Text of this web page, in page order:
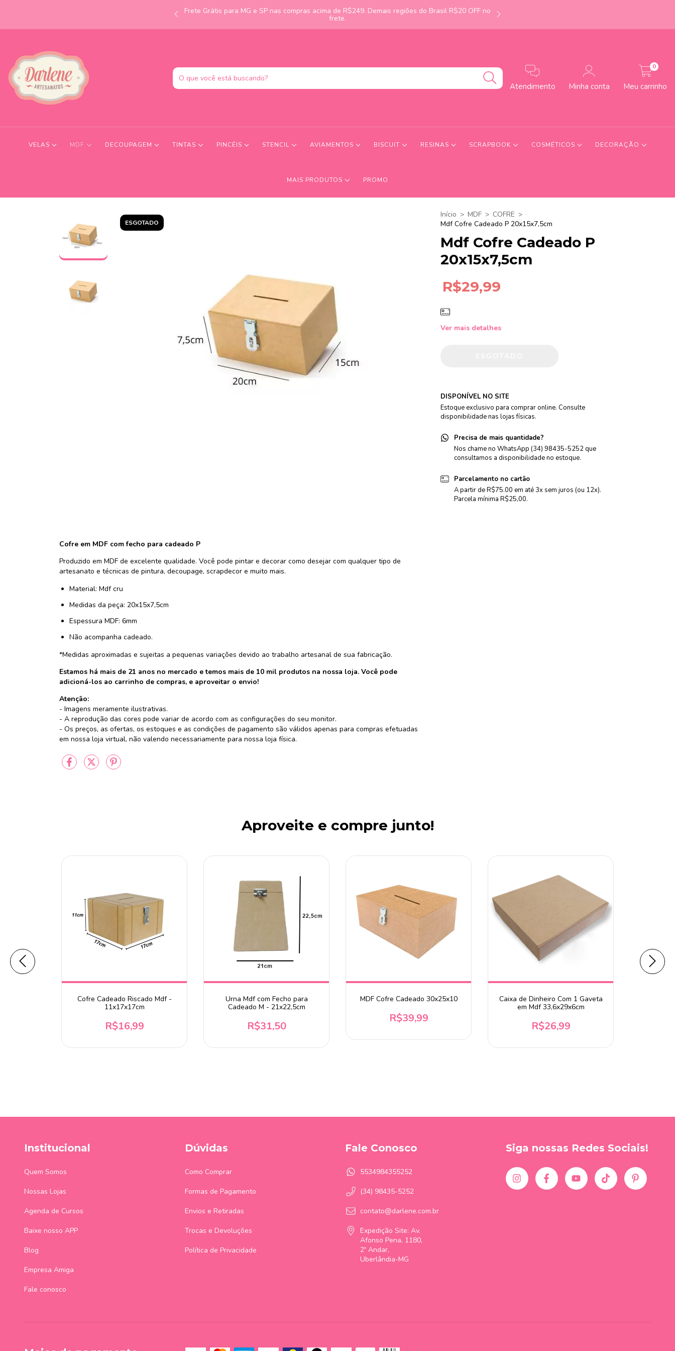
Frete Grátis para MG e SP nas compras acima de R$249. Demais regiões do Brasil R$20 OFF no
frete.
Atendimento Minha conta Meu carrinho
0
VELAS MDF DECOUPAGEM TINTAS PINCÉIS STENCIL AVIAMENTOS BISCUIT RESINAS SCRAPBOOK COSMÉTICOS DECORAÇÃO
MAIS PRODUTOS PROMO
ESGOTADO
Cofre em MDF com fecho para cadeado P
Produzido em MDF de excelente qualidade. Você pode pintar e decorar como desejar com qualquer tipo de
artesanato e técnicas de pintura, decoupage, scrapdecor e muito mais.
Material: Mdf cru
Medidas da peça: 20x15x7,5cm
Espessura MDF: 6mm
Não acompanha cadeado.
*Medidas aproximadas e sujeitas a pequenas variações devido ao trabalho artesanal de sua fabricação.
Estamos há mais de 21 anos no mercado e temos mais de 10 mil produtos na nossa loja. Você pode
adicioná-los ao carrinho de compras, e aproveitar o envio!
Atenção:
- Imagens meramente ilustrativas.
- A reprodução das cores pode variar de acordo com as configurações do seu monitor.
- Os preços, as ofertas, os estoques e as condições de pagamento são válidos apenas para compras efetuadas
em nossa loja virtual, não valendo necessariamente para nossa loja física.
Início > MDF > COFRE >
Mdf Cofre Cadeado P 20x15x7,5cm
Mdf Cofre Cadeado P
20x15x7,5cm
R$29,99
Ver mais detalhes
DISPONÍVEL NO SITE
Estoque exclusivo para comprar online. Consulte
disponibilidade nas lojas físicas.
Precisa de mais quantidade?
Nos chame no WhatsApp (34) 98435-5252 que
consultamos a disponibilidade no estoque.
Parcelamento no cartão
A partir de R$75.00 em até 3x sem juros (ou 12x).
Parcela mínima R$25,00.
Aproveite e compre junto!
Cofre Cadeado Riscado Mdf -
11x17x17cm
R$16,99
Urna Mdf com Fecho para
Cadeado M - 21x22,5cm
R$31,50
MDF Cofre Cadeado 30x25x10
R$39,99
Caixa de Dinheiro Com 1 Gaveta
em Mdf 33,6x29x6cm
R$26,99
Institucional
Quem Somos
Nossas Lojas
Agenda de Cursos
Baixe nosso APP
Blog
Empresa Amiga
Fale conosco
Dúvidas
Como Comprar
Formas de Pagamento
Envios e Retiradas
Trocas e Devoluções
Política de Privacidade
Fale Conosco
5534984355252
(34) 98435-5252
contato@darlene.com.br
Expedição Site: Av.
Afonso Pena, 1180,
2º Andar,
Uberlândia-MG
Siga nossas Redes Sociais!